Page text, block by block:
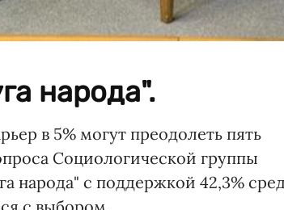
народа".
в 5% могут преодолеть пять
Социологической группы
народа" с поддержкой 42,3%